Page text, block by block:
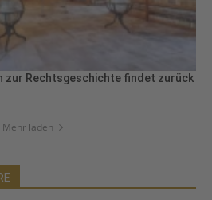
zur Rechtsgeschichte findet zurück
Mehr laden